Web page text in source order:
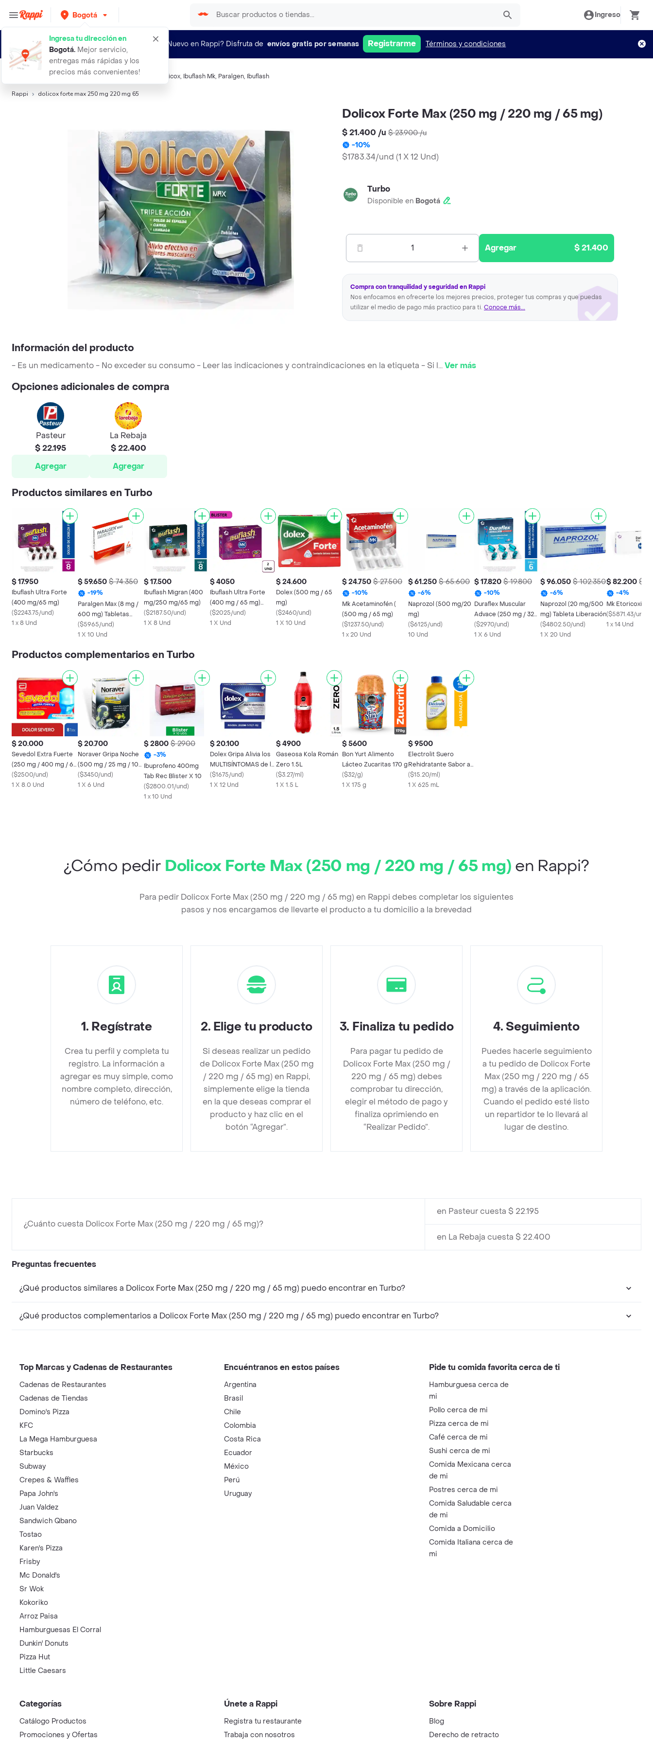
Bogotá
Ingresa tu dirección en
Bogotá. Mejor servicio,
entregas más rápidas y los
precios más convenientes!
Ingreso
¿Nuevo en Rappi? Disfruta de envíos gratis por semanas Registrarme Términos y condiciones
Búsquedas relacionadas:Analgésicos sistémicos Dolicox, Ibuflash Mk, Paralgen, Ibuflash
Rappi dolicox forte max 250 mg 220 mg 65
Dolicox Forte Max (250 mg / 220 mg / 65 mg)
$ 21.400 /u $ 23.900/u
-10%
$1783.34/und (1 X 12 Und)
Turbo
Disponible en Bogotá
1 Agregar $ 21.400
Compra con tranquilidad y seguridad en Rappi
Nos enfocamos en ofrecerte los mejores precios, proteger tus compras y que puedas
utilizar el medio de pago más practico para ti. Conoce más...
Información del producto
- Es un medicamento - No exceder su consumo - Leer las indicaciones y contraindicaciones en la etiqueta - Si l...Ver más
Opciones adicionales de compra
Pasteur
$ 22.195
Agregar
La Rebaja
$ 22.400
Agregar
Productos similares en Turbo
$ 17.950
Ibuflash Ultra Forte
(400 mg/65 mg)
($2243.75/und)
1 x 8 Und
$ 59.650 $ 74.350
-19%
Paralgen Max (8 mg /
600 mg) Tabletas
Recubiertas
($5965/und)
1 X 10 Und
$ 17.500
Ibuflash Migran (400
mg/250 mg/65 mg)
($2187.50/und)
1 X 8 Und
$ 4050
Ibuflash Ultra Forte
(400 mg / 65 mg)
Blister x 2
($2025/und)
1 X Und
$ 24.600
Dolex (500 mg / 65
mg)
($2460/und)
1 X 10 Und
$ 24.750 $ 27.500
-10%
Mk Acetaminofén (
(500 mg / 65 mg)
($1237.50/und)
1 x 20 Und
$ 61.250 $ 65.600
-6%
Naprozol (500 mg/20
mg)
($6125/und)
10 Und
$ 17.820 $ 19.800
-10%
Duraflex Muscular
Advace (250 mg / 325
mg / 65 mg)
($2970/und)
1 X 6 Und
$ 96.050 $ 102.350
-6%
Naprozol (20 mg/500
mg) Tableta Liberación
($4802.50/und)
1 X 20 Und
$ 82.200 $
-4%
Mk Etoricoxib
($5871.43/und
1 x 14 Und
Productos complementarios en Turbo
$ 20.000
Sevedol Extra Fuerte
(250 mg / 400 mg / 65
mg)
($2500/und)
1 X 8.0 Und
$ 20.700
Noraver Gripa Noche
(500 mg / 25 mg / 10
mg)
($3450/und)
1 X 6 Und
$ 2800 $ 2900
-3%
Ibuprofeno 400mg
Tab Rec Blister X 10
($2800.01/und)
1 x 10 Und
$ 20.100
Dolex Gripa Alivia los
MULTISÍNTOMAS de la
Gripa X 12 tabs
($1675/und)
1 X 12 Und
$ 4900
Gaseosa Kola Román
Zero 1.5L
($3.27/ml)
1 X 1.5 L
$ 5600
Bon Yurt Alimento
Lácteo Zucaritas 170 g
($32/g)
1 X 175 g
$ 9500
Electrolit Suero
Rehidratante Sabor a
Maracuyá
($15.20/ml)
1 X 625 mL
¿Cómo pedir Dolicox Forte Max (250 mg / 220 mg / 65 mg) en Rappi?
Para pedir Dolicox Forte Max (250 mg / 220 mg / 65 mg) en Rappi debes completar los siguientes
pasos y nos encargamos de llevarte el producto a tu domicilio a la brevedad
1. Regístrate
Crea tu perfil y completa tu
registro. La información a
agregar es muy simple, como
nombre completo, dirección,
número de teléfono, etc.
2. Elige tu producto
Si deseas realizar un pedido
de Dolicox Forte Max (250 mg
/ 220 mg / 65 mg) en Rappi,
simplemente elige la tienda
en la que deseas comprar el
producto y haz clic en el
botón “Agregar”.
3. Finaliza tu pedido
Para pagar tu pedido de
Dolicox Forte Max (250 mg /
220 mg / 65 mg) debes
comprobar tu dirección,
elegir el método de pago y
finaliza oprimiendo en
“Realizar Pedido”.
4. Seguimiento
Puedes hacerle seguimiento
a tu pedido de Dolicox Forte
Max (250 mg / 220 mg / 65
mg) a través de la aplicación.
Cuando el pedido esté listo
un repartidor te lo llevará al
lugar de destino.
¿Cuánto cuesta Dolicox Forte Max (250 mg / 220 mg / 65 mg)?
en Pasteur cuesta $ 22.195
en La Rebaja cuesta $ 22.400
Preguntas frecuentes
¿Qué productos similares a Dolicox Forte Max (250 mg / 220 mg / 65 mg) puedo encontrar en Turbo?
¿Qué productos complementarios a Dolicox Forte Max (250 mg / 220 mg / 65 mg) puedo encontrar en Turbo?
Top Marcas y Cadenas de Restaurantes
Cadenas de Restaurantes
Cadenas de Tiendas
Domino's Pizza
KFC
La Mega Hamburguesa
Starbucks
Subway
Crepes & Waffles
Papa John's
Juan Valdez
Sandwich Qbano
Tostao
Karen's Pizza
Frisby
Mc Donald's
Sr Wok
Kokoriko
Arroz Paisa
Hamburguesas El Corral
Dunkin' Donuts
Pizza Hut
Little Caesars
Encuéntranos en estos países
Argentina
Brasil
Chile
Colombia
Costa Rica
Ecuador
México
Perú
Uruguay
Pide tu comida favorita cerca de ti
Hamburguesa cerca de
mi
Pollo cerca de mi
Pizza cerca de mi
Café cerca de mi
Sushi cerca de mi
Comida Mexicana cerca
de mi
Postres cerca de mi
Comida Saludable cerca
de mi
Comida a Domicilio
Comida Italiana cerca de
mi
Categorías
Catálogo Productos
Promociones y Ofertas
Únete a Rappi
Registra tu restaurante
Trabaja con nosotros
Sobre Rappi
Blog
Derecho de retracto